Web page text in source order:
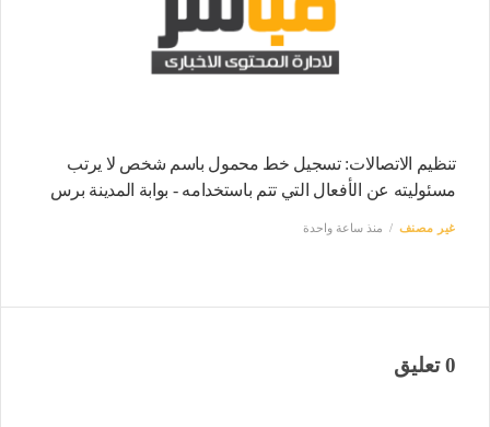
تنظيم الاتصالات: تسجيل خط محمول باسم شخص لا يرتب
مسئوليته عن الأفعال التي تتم باستخدامه - بوابة المدينة برس
غير مصنف منذ ساعة واحدة
0 تعليق